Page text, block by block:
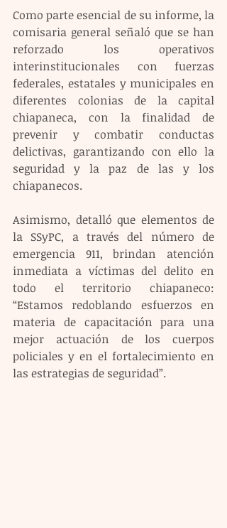
Como parte esencial de su informe, la
comisaria general señaló que se han
reforzado los operativos
interinstitucionales con fuerzas
federales, estatales y municipales en
diferentes colonias de la capital
chiapaneca, con la finalidad de
prevenir y combatir conductas
delictivas, garantizando con ello la
seguridad y la paz de las y los
chiapanecos.
Asimismo, detalló que elementos de
la SSyPC, a través del número de
emergencia 911, brindan atención
inmediata a víctimas del delito en
todo el territorio chiapaneco:
“Estamos redoblando esfuerzos en
materia de capacitación para una
mejor actuación de los cuerpos
policiales y en el fortalecimiento en
las estrategias de seguridad”.